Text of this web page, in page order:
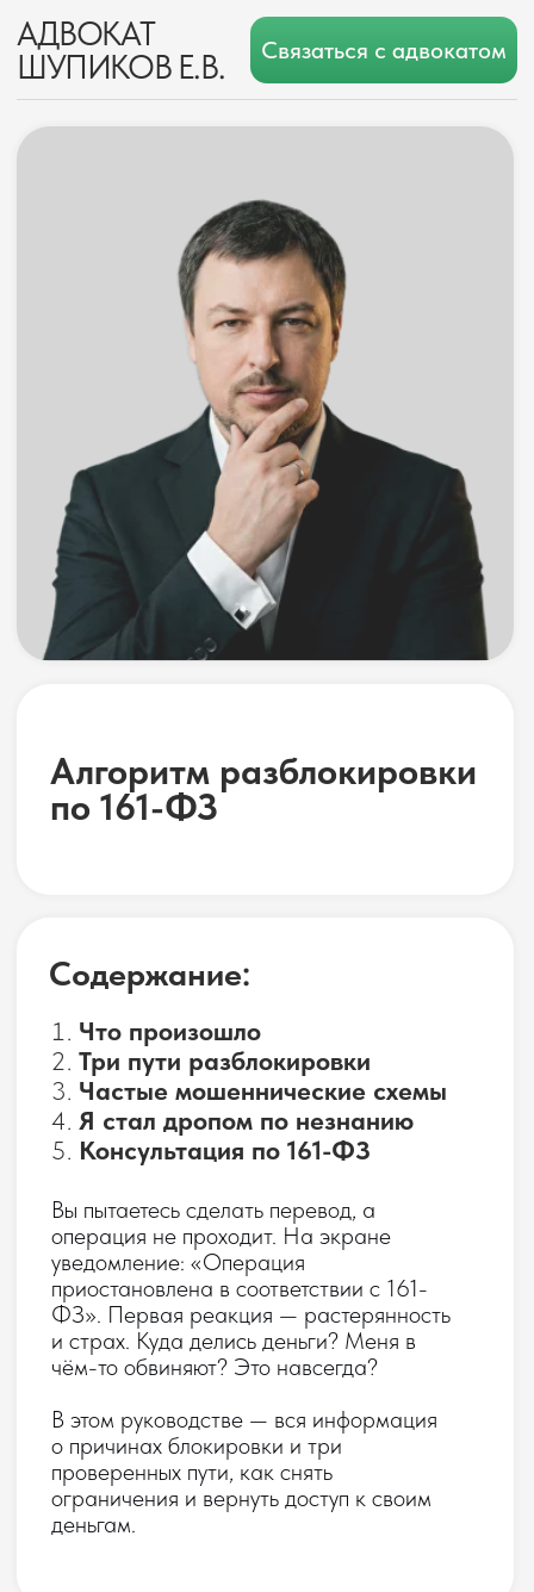
АДВОКАТ
ШУПИКОВ Е.В.
Связаться с адвокатом
Алгоритм разблокировки
по 161-ФЗ
Три пути разблокировки
Частые мошеннические схемы
Я стал дропом по незнанию
Консультация по 161-ФЗ
и страх. Куда делись деньги? Меня в
чём-то обвиняют? Это навсегда?
о причинах блокировки и три
проверенных пути, как снять
ограничения и вернуть доступ к своим
деньгам.